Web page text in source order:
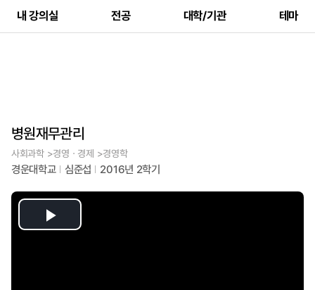
내 강의실 전공 대학/기관 테마
병원재무관리
사회과학 >경영ㆍ경제 >경영학
경운대학교 심준섭 2016년 2학기
Play